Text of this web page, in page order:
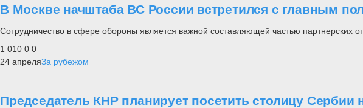
В Москве начштаба ВС России встретился с главным
Сотрудничество в сфере обороны является важной составляющей частью партнерских
1 010 0 0
24 апреляЗа рубежом
Председатель КНР планирует посетить столицу